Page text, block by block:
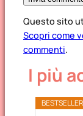
Questo sito
Scopri come
commenti.
I più